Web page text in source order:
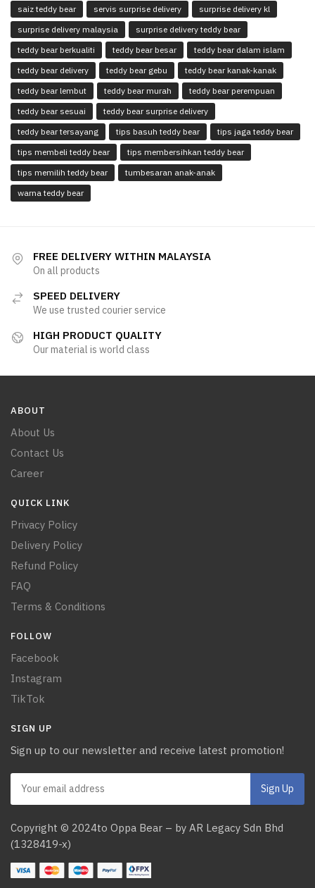
saiz teddy bear
servis surprise delivery
surprise delivery kl
surprise delivery malaysia
surprise delivery teddy bear
teddy bear berkualiti
teddy bear besar
teddy bear dalam islam
teddy bear delivery
teddy bear gebu
teddy bear kanak-kanak
teddy bear lembut
teddy bear murah
teddy bear perempuan
teddy bear sesuai
teddy bear surprise delivery
teddy bear tersayang
tips basuh teddy bear
tips jaga teddy bear
tips membeli teddy bear
tips membersihkan teddy bear
tips memilih teddy bear
tumbesaran anak-anak
warna teddy bear
FREE DELIVERY WITHIN MALAYSIA
On all products
SPEED DELIVERY
We use trusted courier service
HIGH PRODUCT QUALITY
Our material is world class
ABOUT
About Us
Contact Us
Career
QUICK LINK
Privacy Policy
Delivery Policy
Refund Policy
FAQ
Terms & Conditions
FOLLOW
Facebook
Instagram
TikTok
SIGN UP
Sign up to our newsletter and receive latest promotion!
Copyright © 2024to Oppa Bear – by AR Legacy Sdn Bhd
(1328419-x)